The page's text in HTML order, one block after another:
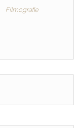
Filmografie